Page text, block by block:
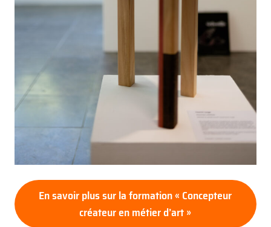
En savoir plus sur la formation « Concepteur
créateur en métier d’art »